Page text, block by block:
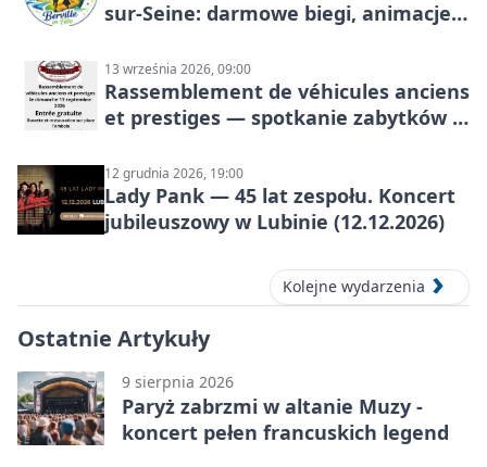
sur-Seine: darmowe biegi, animacje i
13 września 2026, 09:00
Rassemblement de véhicules anciens
et prestiges — spotkanie zabytków i
12 grudnia 2026, 19:00
Lady Pank — 45 lat zespołu. Koncert
jubileuszowy w Lubinie (12.12.2026)
Kolejne wydarzenia
Ostatnie Artykuły
9 sierpnia 2026
Paryż zabrzmi w altanie Muzy -
koncert pełen francuskich legend